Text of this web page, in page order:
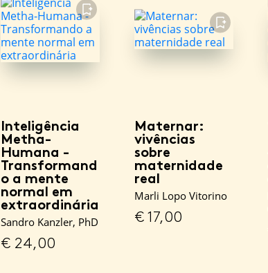
FAVORITO
Inteligência
Metha-
Humana -
Transformand
o a mente
normal em
extraordinária
Sandro Kanzler, PhD
€24,00
FAVORITO
Maternar:
vivências
sobre
maternidade
real
Marli Lopo Vitorino
€17,00